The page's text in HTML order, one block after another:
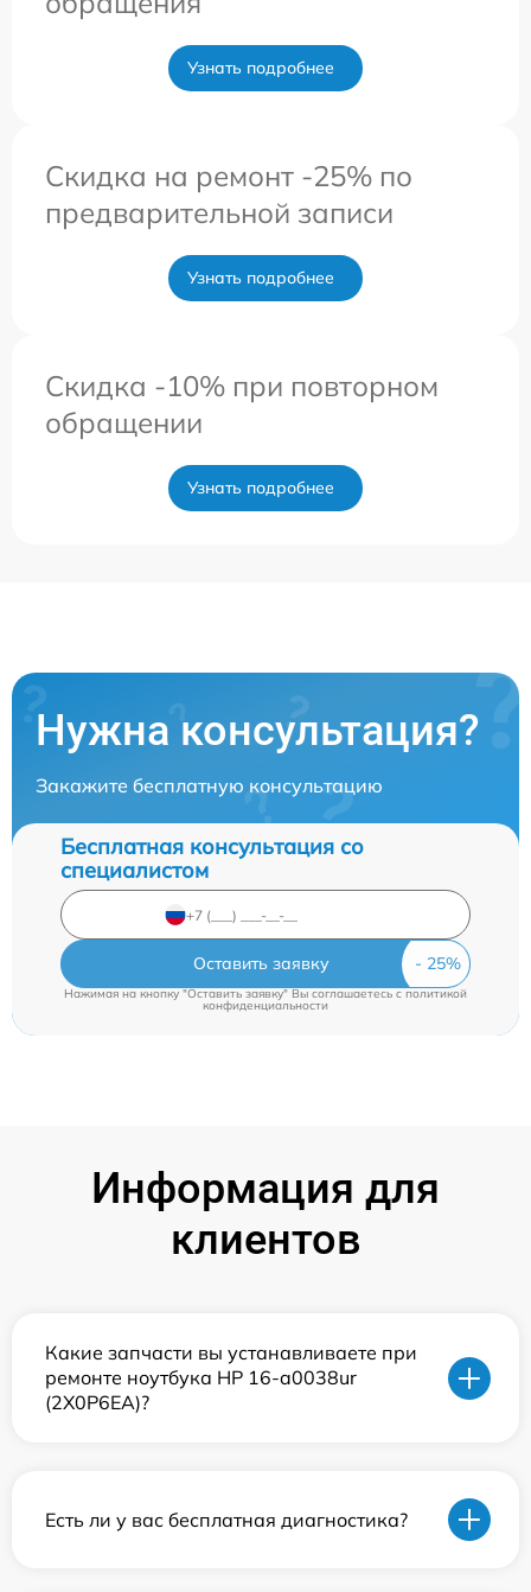
Узнать подробнее
Скидка на ремонт -25% по
предварительной записи
Узнать подробнее
Скидка -10% при повторном
обращении
Узнать подробнее
Нужна консультация?
Закажите бесплатную консультацию
Бесплатная консультация со
специалистом
Оставить заявку
Нажимая на кнопку "Оставить заявку" Вы соглашаетесь cполитикой
конфиденциальности
Информация для
клиентов
Какие запчасти вы устанавливаете при
ремонте ноутбука HP 16-a0038ur
(2X0P6EA)?
Есть ли у вас бесплатная диагностика?